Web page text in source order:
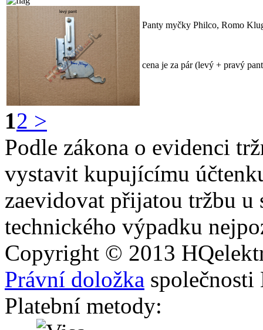
Panty myčky Philco, Romo
cena je za pár (levý + pravý
12 >
Podle zákona o evidenci
vystavit kupujícímu
zaevidovat přijatou tržbu u
technického výpadku
Copyright © 2013 HQ
Právní doložka
Platební metody: